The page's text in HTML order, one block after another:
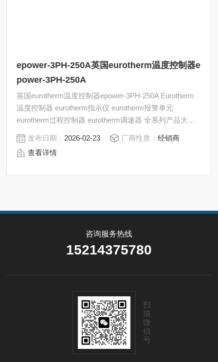
epower-3PH-250A英国eurotherm温度控制器e
power-3PH-250A
英国eurotherm温度控制器epower-3PH-250A Eurotherm
温度控制器 eurotherm指示仪 eurotherm报警单元
eurotherm过程控制器 eurotherm调速器 全系列产品大量
现货请咨询上海茂硕机械设备有限公司
发布日期： 2026-02-23 厂商性质：经销商
查看详情
咨询服务热线
15214375780
扫
描
微
信
号